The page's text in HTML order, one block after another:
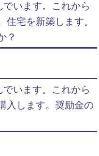
います。これから
住宅を新築します。
？
います。これから
入します。奨励金の